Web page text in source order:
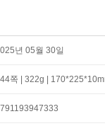
년 05월 30일
쪽 | 322g |